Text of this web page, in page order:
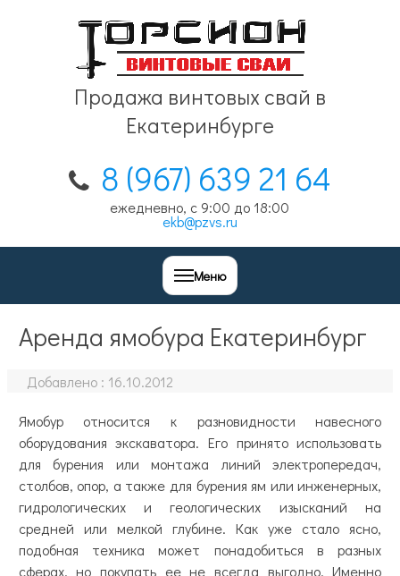
Продажа винтовых свай в
Екатеринбурге
8 (967) 639 21 64
ежедневно, с 9:00 до 18:00
ekb@pzvs.ru
Меню
Аренда ямобура Екатеринбург
Добавлено : 16.10.2012
Ямобур относится к разновидности навесного
оборудования экскаватора. Его принято использовать
для бурения или монтажа линий электропередач,
столбов, опор, а также для бурения ям или инженерных,
гидрологических и геологических изысканий на
средней или мелкой глубине. Как уже стало ясно,
подобная техника может понадобиться в разных
сферах, но покупать ее не всегда выгодно. Именно